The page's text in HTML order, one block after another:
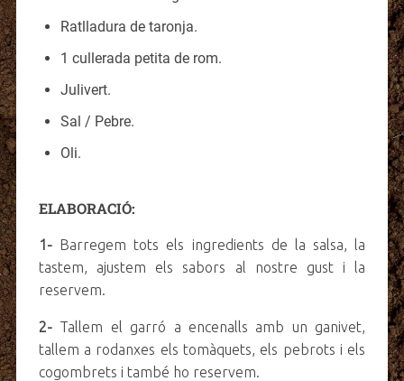
Ratlladura de taronja.
1 cullerada petita de rom.
Julivert.
Sal / Pebre.
Oli.
ELABORACIÓ:
1-Barregem tots els ingredients de la salsa, la
tastem, ajustem els sabors al nostre gust i la
reservem.
2-Tallem el garró a encenalls amb un ganivet,
tallem a rodanxes els tomàquets, els pebrots i els
cogombrets i també ho reservem.